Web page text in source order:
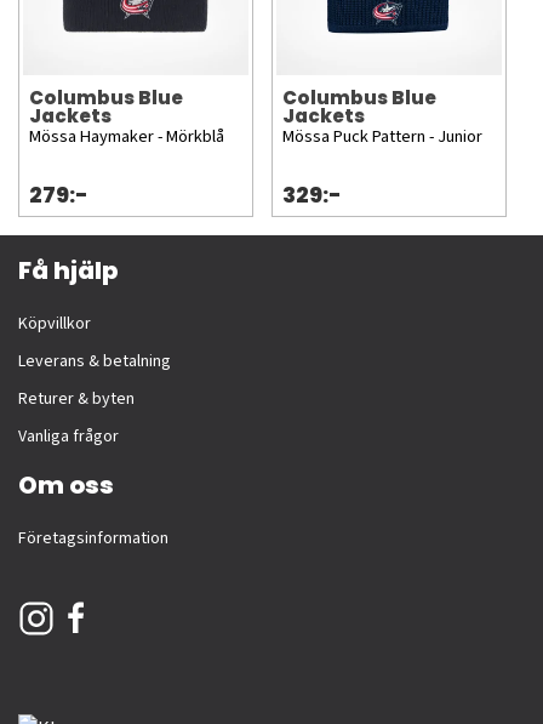
Columbus Blue
Jackets
Mössa Haymaker - Mörkblå
279:-
Columbus Blue
Jackets
Mössa Puck Pattern - Junior
329:-
Få hjälp
Köpvillkor
Leverans & betalning
Returer & byten
Vanliga frågor
Om oss
Företagsinformation